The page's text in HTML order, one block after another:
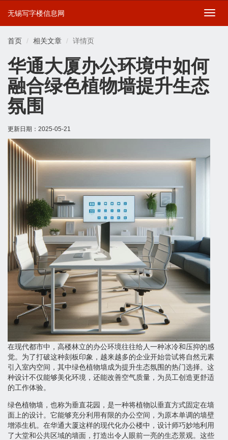
切
无锡写字楼信息网
首页 相关文章 详情页
华通大厦办公环境中如何
融合绿色植物墙提升生态
氛围
更新日期： 2025-05-21
在现代都市中，高楼林立的办公环境往往给人一种冰冷和压抑的感
觉。为了打破这种刻板印象，越来越多的企业开始尝试将自然元素
引入室内空间，其中绿色植物墙成为提升生态氛围的热门选择。这
种设计不仅能够美化环境，还能改善空气质量，为员工创造更舒适
的工作体验。
绿色植物墙，也称为垂直花园，是一种将植物以垂直方式固定在墙
面上的设计。它能够充分利用有限的办公空间，为原本单调的墙壁
增添生机。在华通大厦这样的现代化办公楼中，设计师巧妙地利用
了大堂和公共区域的墙面，打造出令人眼前一亮的生态景观。这些